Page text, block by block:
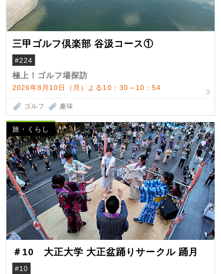
三甲ゴルフ倶楽部 谷汲コース①
#224
極上！ゴルフ場探訪
2026年8月10日（月）よる10：30～10：54
ゴルフ 趣味
旅・くらし
＃10 大正大学 大正盆踊りサークル 踊月
#10